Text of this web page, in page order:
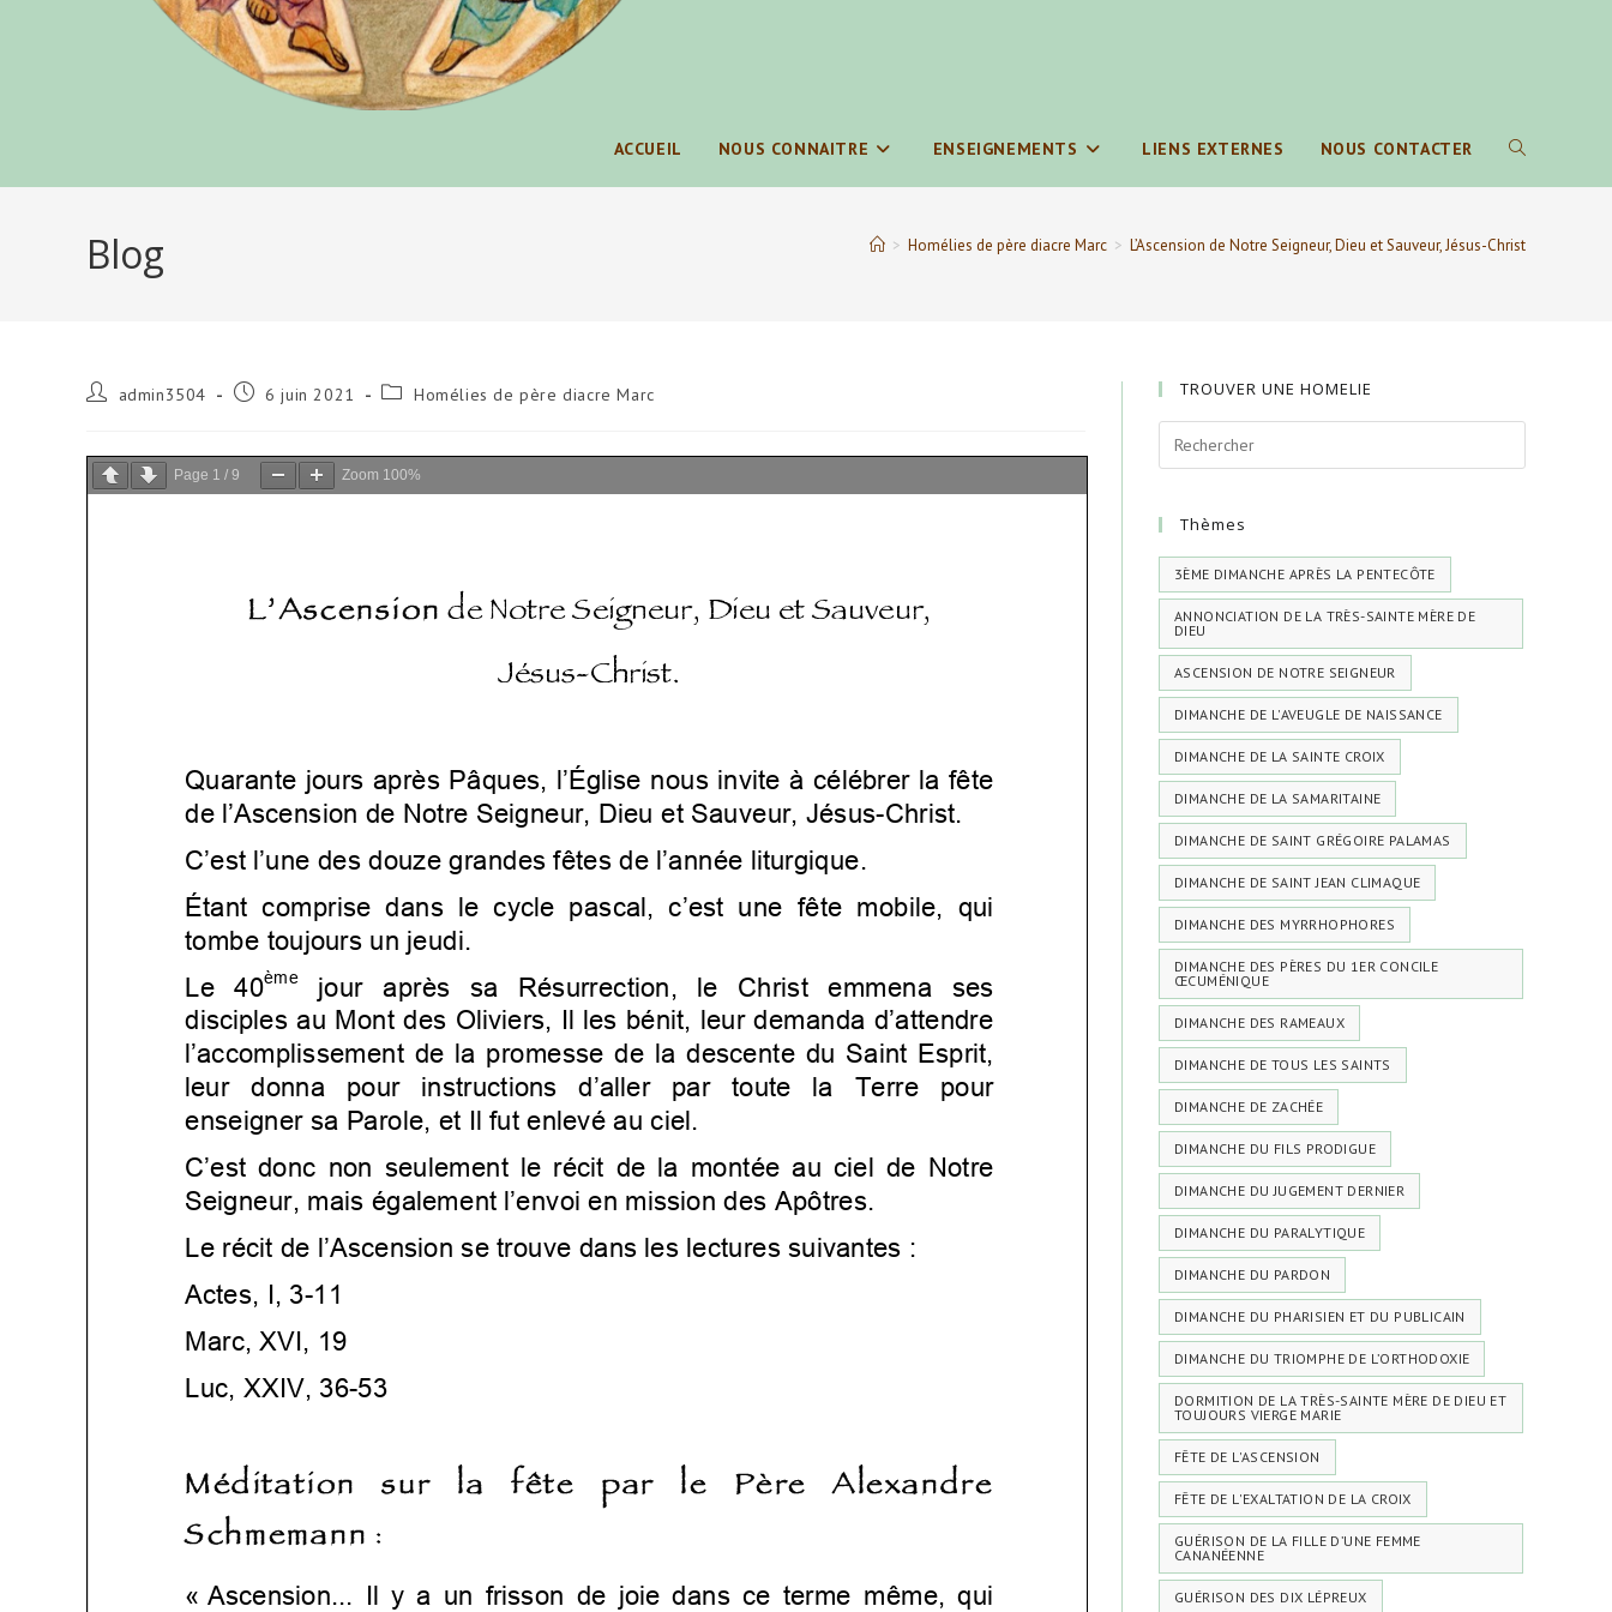
ACCUEIL NOUS CONNAITRE ENSEIGNEMENTS LIENS EXTERNES NOUS CONTACTER TOGGLE
Blog > Homélies de père diacre Marc > L’Ascension de Notre Seigneur, Dieu et Sauveur, Jésus-Christ
Auteur/autrice
publication :
admin3504
Publication
6 juin 2021
Post Homélies de père diacre Marc
Page 1 / 9 Zoom 100%
TROUVER UNE HOMELIE
Thèmes
3ÈME DIMANCHE APRÈS LA PENTECÔTE
ANNONCIATION DE LA TRÈS-SAINTE MÈRE DE
DIEU
ASCENSION DE NOTRE SEIGNEUR
DIMANCHE DE L'AVEUGLE DE NAISSANCE
DIMANCHE DE LA SAINTE CROIX
DIMANCHE DE LA SAMARITAINE
DIMANCHE DE SAINT GRÉGOIRE PALAMAS
DIMANCHE DE SAINT JEAN CLIMAQUE
DIMANCHE DES MYRRHOPHORES
DIMANCHE DES PÈRES DU 1ER CONCILE
ŒCUMÉNIQUE
DIMANCHE DES RAMEAUX
DIMANCHE DE TOUS LES SAINTS
DIMANCHE DE ZACHÉE
DIMANCHE DU FILS PRODIGUE
DIMANCHE DU JUGEMENT DERNIER
DIMANCHE DU PARALYTIQUE
DIMANCHE DU PARDON
DIMANCHE DU PHARISIEN ET DU PUBLICAIN
DIMANCHE DU TRIOMPHE DE L’ORTHODOXIE
DORMITION DE LA TRÈS-SAINTE MÈRE DE DIEU ET
TOUJOURS VIERGE MARIE
FÊTE DE L'ASCENSION
FÊTE DE L'EXALTATION DE LA CROIX
GUÉRISON DE LA FILLE D’UNE FEMME
CANANÉENNE
GUÉRISON DES DIX LÉPREUX